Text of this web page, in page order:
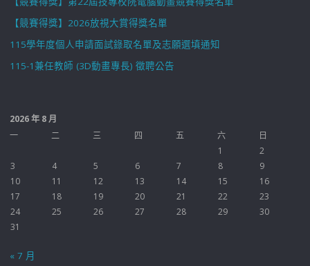
【競賽得獎】2026放視大賞得獎名單
115學年度個人申請面試錄取名單及志願選填通知
115-1兼任教師 (3D動畫專長) 徵聘公告
2026 年 8 月
一
二 三 四 五 六
日
1
2
3
4 5 6 7 8
9
10
11 12 13 14 15
16
17
18 19 20 21 22
23
24
25 26 27 28 29
30
31
« 7 月